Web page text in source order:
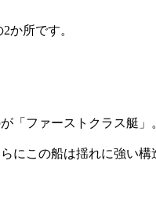
か所です。
「ファーストクラス艇」
この船は揺れに強い